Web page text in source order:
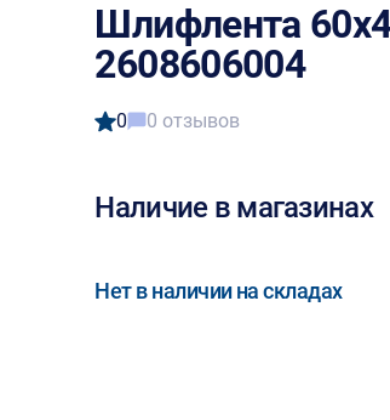
Шлифлента
2608606004
0 0 отзывов
Наличие в магазинах
Нет в наличии на складах